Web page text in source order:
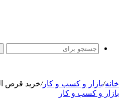
خانه/بازار و کسب و کار/خرید قرص
بازار و کسب و کار